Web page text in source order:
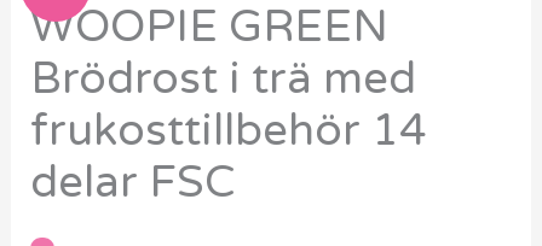
WOOPIE GREEN
Brödrost i trä med
frukosttillbehör 14
delar FSC
GREEN
trä
med
frukosttillbehör
14